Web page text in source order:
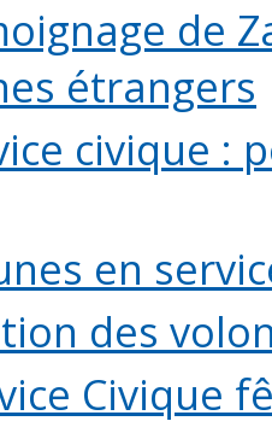
de
étrangers
civique :
en
des
Civique